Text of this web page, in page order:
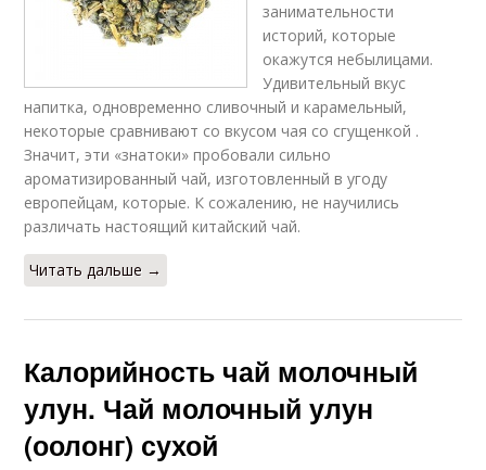
занимательности
историй, которые
окажутся небылицами.
Удивительный вкус
напитка, одновременно сливочный и карамельный,
некоторые сравнивают со вкусом чая со сгущенкой .
Значит, эти «знатоки» пробовали сильно
ароматизированный чай, изготовленный в угоду
европейцам, которые. К сожалению, не научились
различать настоящий китайский чай.
Читать дальше →
Калорийность чай молочный
улун. Чай молочный улун
(оолонг) сухой